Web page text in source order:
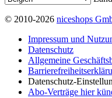
© 2010-2026 niceshops
Impressum und
Datenschutz
Allgemeine
Datenschutz-
Abo-Verträge hier